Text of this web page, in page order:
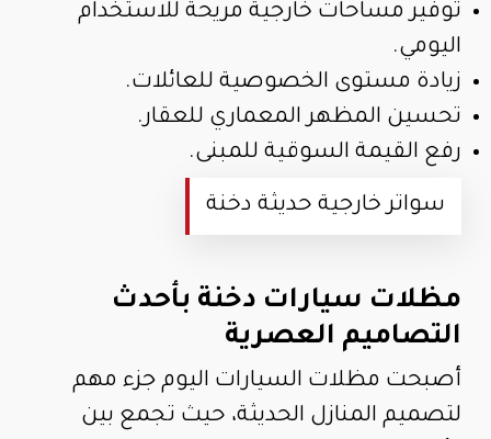
توفير مساحات خارجية مريحة للاستخدام
اليومي.
زيادة مستوى الخصوصية للعائلات.
تحسين المظهر المعماري للعقار.
رفع القيمة السوقية للمبنى.
سواتر خارجية حديثة دخنة
مظلات سيارات دخنة بأحدث
التصاميم العصرية
أصبحت مظلات السيارات اليوم جزء مهم
لتصميم المنازل الحديثة، حيث تجمع بين